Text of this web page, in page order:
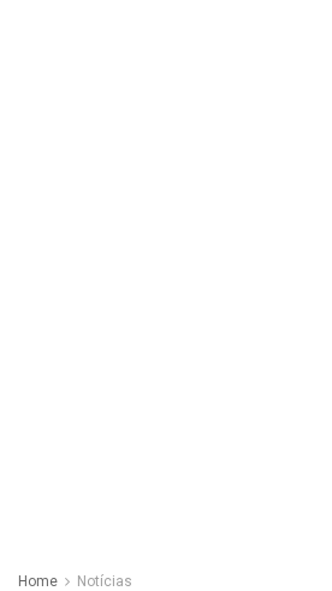
Home Notícias